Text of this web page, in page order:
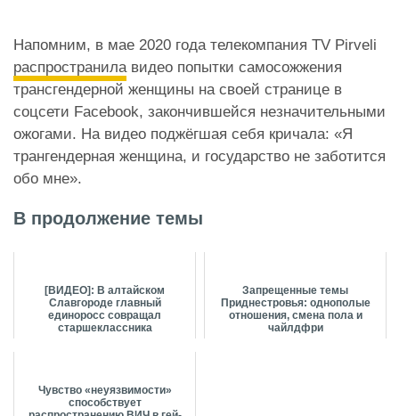
Напомним, в мае 2020 года телекомпания TV Pirveli
распространилавидео попытки самосожжения
трансгендерной женщины на своей странице в
соцсети Facebook, закончившейся незначительными
ожогами. На видео поджёгшая себя кричала: «Я
трангендерная женщина, и государство не заботится
обо мне».
В продолжение темы
[ВИДЕО]: В алтайском
Славгороде главный
единоросс совращал
старшеклассника
Запрещенные темы
Приднестровья: однополые
отношения, смена пола и
чайлдфри
Чувство «неуязвимости»
способствует